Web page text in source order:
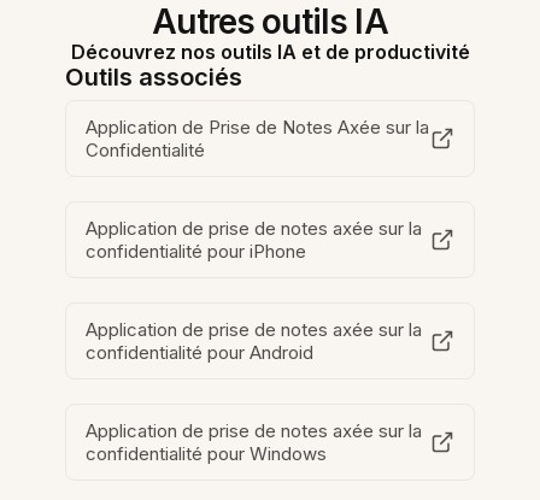
Autres outils IA
Découvrez nos outils IA et de productivité
Outils associés
Application de Prise de Notes Axée sur la
Confidentialité
Application de prise de notes axée sur la
confidentialité pour iPhone
Application de prise de notes axée sur la
confidentialité pour Android
Application de prise de notes axée sur la
confidentialité pour Windows